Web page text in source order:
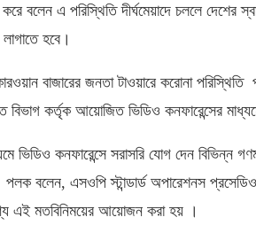
বলেন এ পরিস্থিতি দীর্ঘমেয়াদে চললে দেশের
হবে।
বাজারের জনতা টাওয়ারে করোনা
বিভাগ কর্তৃক আয়োজিত ভিডিও কনফারেন্সের
ভিডিও কনফারেন্সে সরাসরি যোগ দেন বিভিন্ন
পলক বলেন, এসওপি ‍স্টান্ডার্ড অপারেশনস
এই মতবিনিময়ের আয়োজন করা হয় ।